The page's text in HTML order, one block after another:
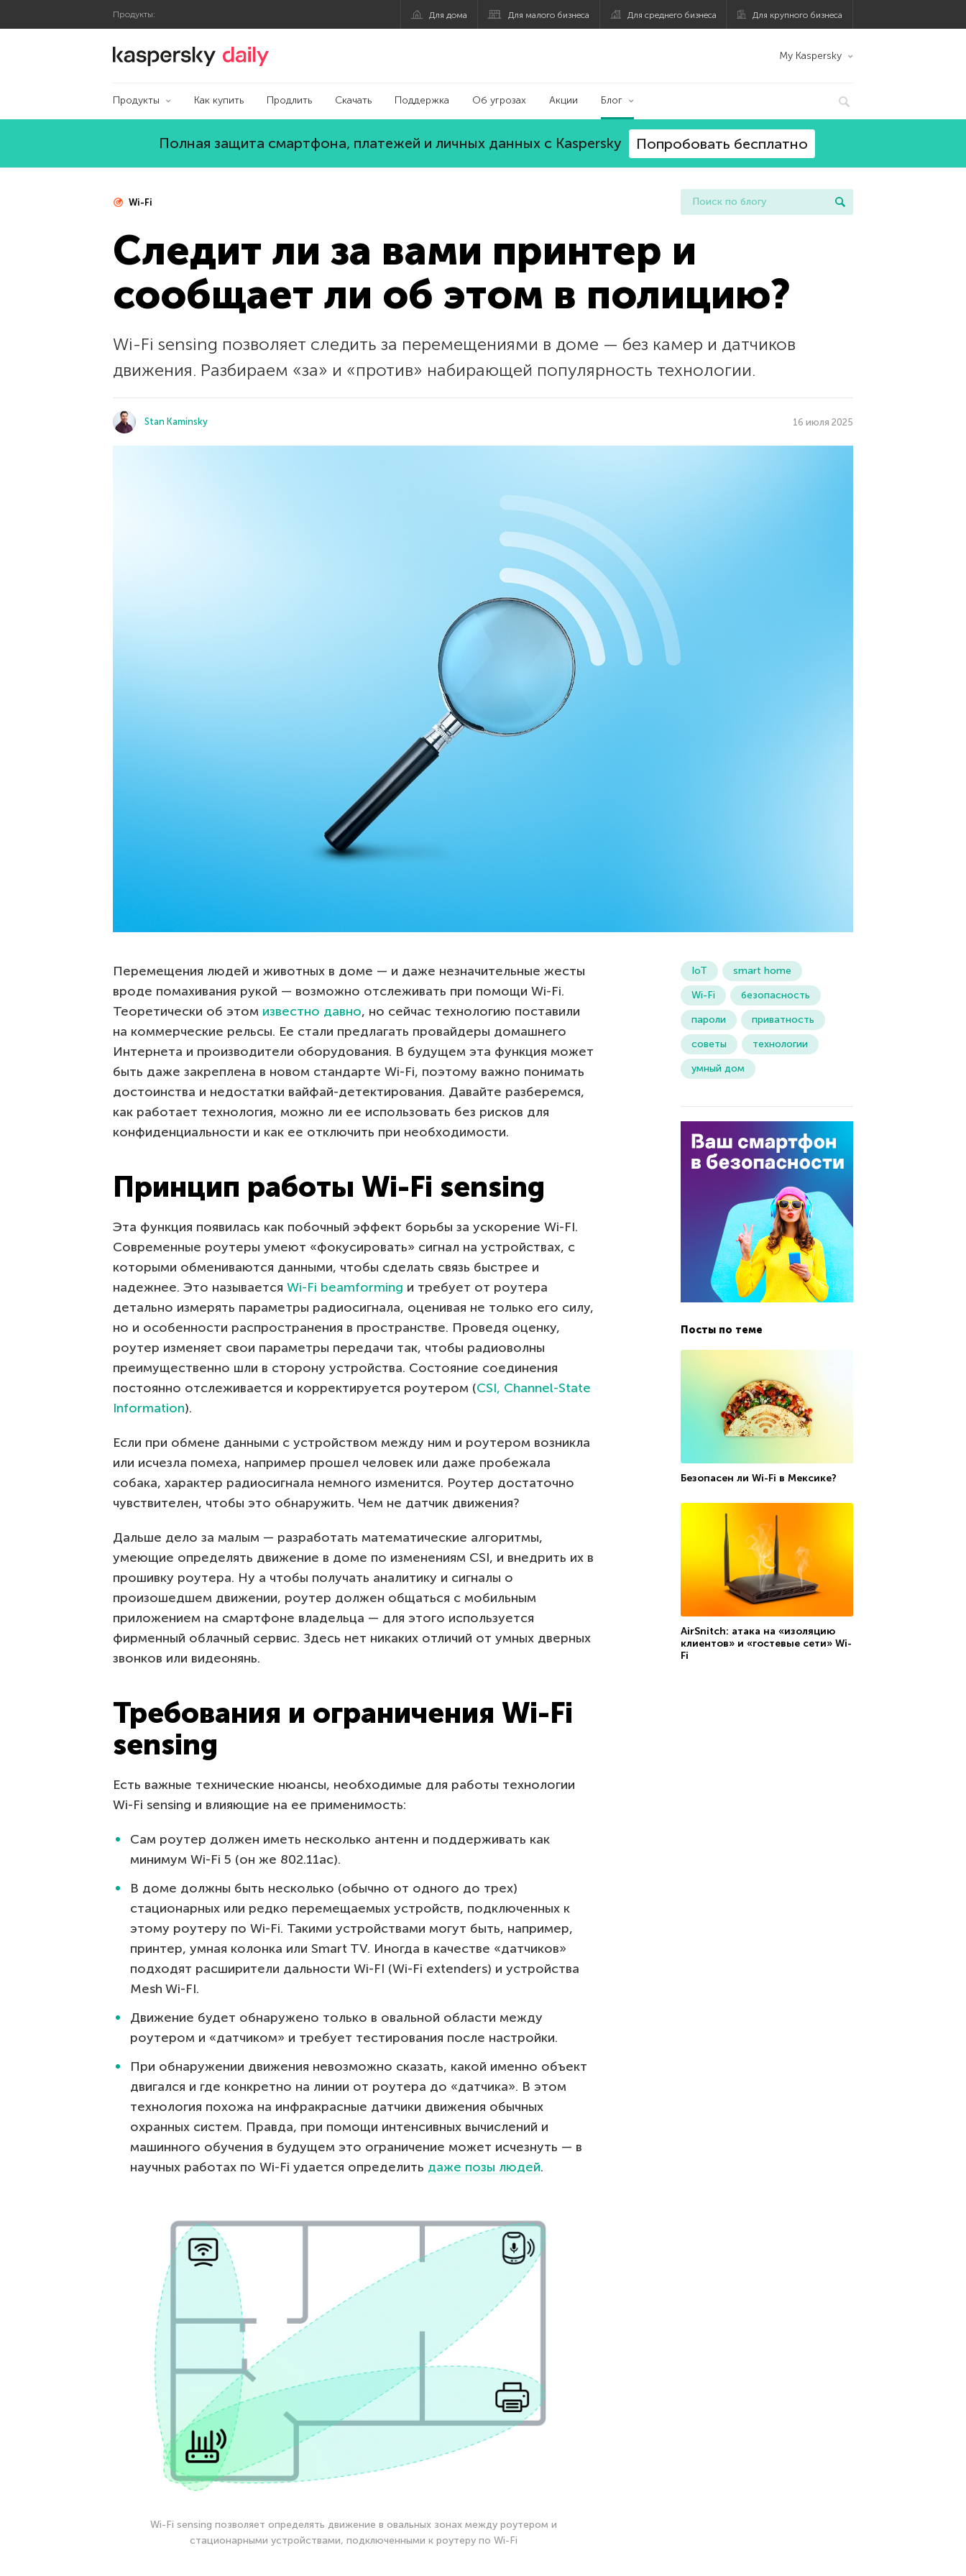
Продукты: Для дома Для малого бизнеса Для среднего бизнеса Для крупного бизнеса
Блог Касперского My Kaspersky
Продукты Как купить Продлить Скачать Поддержка Об угрозах Акции Блог
Полная защита смартфона, платежей и личных данных с Kaspersky Попробовать бесплатно
Wi-Fi
Следит ли за вами принтер и
сообщает ли об этом в полицию?
Wi-Fi sensing позволяет следить за перемещениями в доме — без камер и датчиков
движения. Разбираем «за» и «против» набирающей популярность технологии.
Stan Kaminsky 16 июля 2025
Перемещения людей и животных в доме — и даже незначительные жесты
вроде помахивания рукой — возможно отслеживать при помощи Wi-Fi.
Теоретически об этом известно давно, но сейчас технологию поставили
на коммерческие рельсы. Ее стали предлагать провайдеры домашнего
Интернета и производители оборудования. В будущем эта функция может
быть даже закреплена в новом стандарте Wi-Fi, поэтому важно понимать
достоинства и недостатки вайфай-детектирования. Давайте разберемся,
как работает технология, можно ли ее использовать без рисков для
конфиденциальности и как ее отключить при необходимости.
Принцип работы Wi-Fi sensing
Эта функция появилась как побочный эффект борьбы за ускорение Wi-FI.
Современные роутеры умеют «фокусировать» сигнал на устройствах, с
которыми обмениваются данными, чтобы сделать связь быстрее и
надежнее. Это называется Wi-Fi beamforming и требует от роутера
детально измерять параметры радиосигнала, оценивая не только его силу,
но и особенности распространения в пространстве. Проведя оценку,
роутер изменяет свои параметры передачи так, чтобы радиоволны
преимущественно шли в сторону устройства. Состояние соединения
постоянно отслеживается и корректируется роутером (CSI, Channel-State
Information).
Если при обмене данными с устройством между ним и роутером возникла
или исчезла помеха, например прошел человек или даже пробежала
собака, характер радиосигнала немного изменится. Роутер достаточно
чувствителен, чтобы это обнаружить. Чем не датчик движения?
Дальше дело за малым — разработать математические алгоритмы,
умеющие определять движение в доме по изменениям CSI, и внедрить их в
прошивку роутера. Ну а чтобы получать аналитику и сигналы о
произошедшем движении, роутер должен общаться с мобильным
приложением на смартфоне владельца — для этого используется
фирменный облачный сервис. Здесь нет никаких отличий от умных дверных
звонков или видеонянь.
Требования и ограничения Wi-Fi
sensing
Есть важные технические нюансы, необходимые для работы технологии
Wi-Fi sensing и влияющие на ее применимость:
Сам роутер должен иметь несколько антенн и поддерживать как
минимум Wi-Fi 5 (он же 802.11ac).
В доме должны быть несколько (обычно от одного до трех)
стационарных или редко перемещаемых устройств, подключенных к
этому роутеру по Wi-Fi. Такими устройствами могут быть, например,
принтер, умная колонка или Smart TV. Иногда в качестве «датчиков»
подходят расширители дальности Wi-FI (Wi-Fi extenders) и устройства
Mesh Wi-FI.
Движение будет обнаружено только в овальной области между
роутером и «датчиком» и требует тестирования после настройки.
При обнаружении движения невозможно сказать, какой именно объект
двигался и где конкретно на линии от роутера до «датчика». В этом
технология похожа на инфракрасные датчики движения обычных
охранных систем. Правда, при помощи интенсивных вычислений и
машинного обучения в будущем это ограничение может исчезнуть — в
научных работах по Wi-Fi удается определить даже позы людей.
Wi-Fi sensing позволяет определять движение в овальных зонах между роутером и
стационарными устройствами, подключенными к роутеру по Wi-Fi
IoT
smart home
Wi-Fi
безопасность
пароли
приватность
советы
технологии
умный дом
Посты по теме
Безопасен ли Wi-Fi в Мексике?
AirSnitch: атака на «изоляцию
клиентов» и «гостевые сети» Wi-
Fi